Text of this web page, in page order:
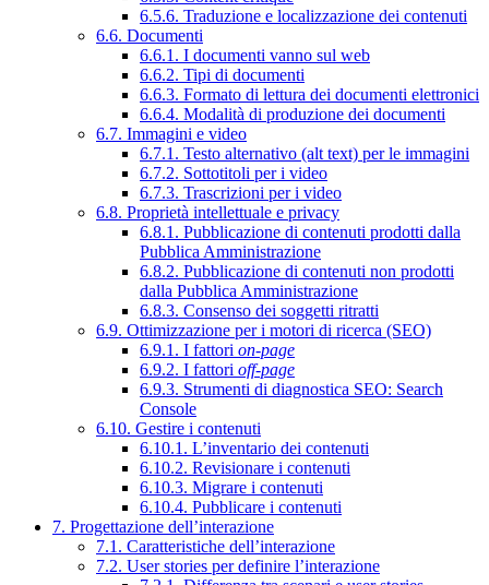
6.5.6. Traduzione e localizzazione dei contenuti
6.6. Documenti
6.6.1. I documenti vanno sul web
6.6.2. Tipi di documenti
6.6.3. Formato di lettura dei documenti elettronici
6.6.4. Modalità di produzione dei documenti
6.7. Immagini e video
6.7.1. Testo alternativo (alt text) per le immagini
6.7.2. Sottotitoli per i video
6.7.3. Trascrizioni per i video
6.8. Proprietà intellettuale e privacy
6.8.1. Pubblicazione di contenuti prodotti dalla
Pubblica Amministrazione
6.8.2. Pubblicazione di contenuti non prodotti
dalla Pubblica Amministrazione
6.8.3. Consenso dei soggetti ritratti
6.9. Ottimizzazione per i motori di ricerca (SEO)
6.9.1. I fattori on-page
6.9.2. I fattori off-page
6.9.3. Strumenti di diagnostica SEO: Search
Console
6.10. Gestire i contenuti
6.10.1. L’inventario dei contenuti
6.10.2. Revisionare i contenuti
6.10.3. Migrare i contenuti
6.10.4. Pubblicare i contenuti
7. Progettazione dell’interazione
7.1. Caratteristiche dell’interazione
7.2. User stories per definire l’interazione